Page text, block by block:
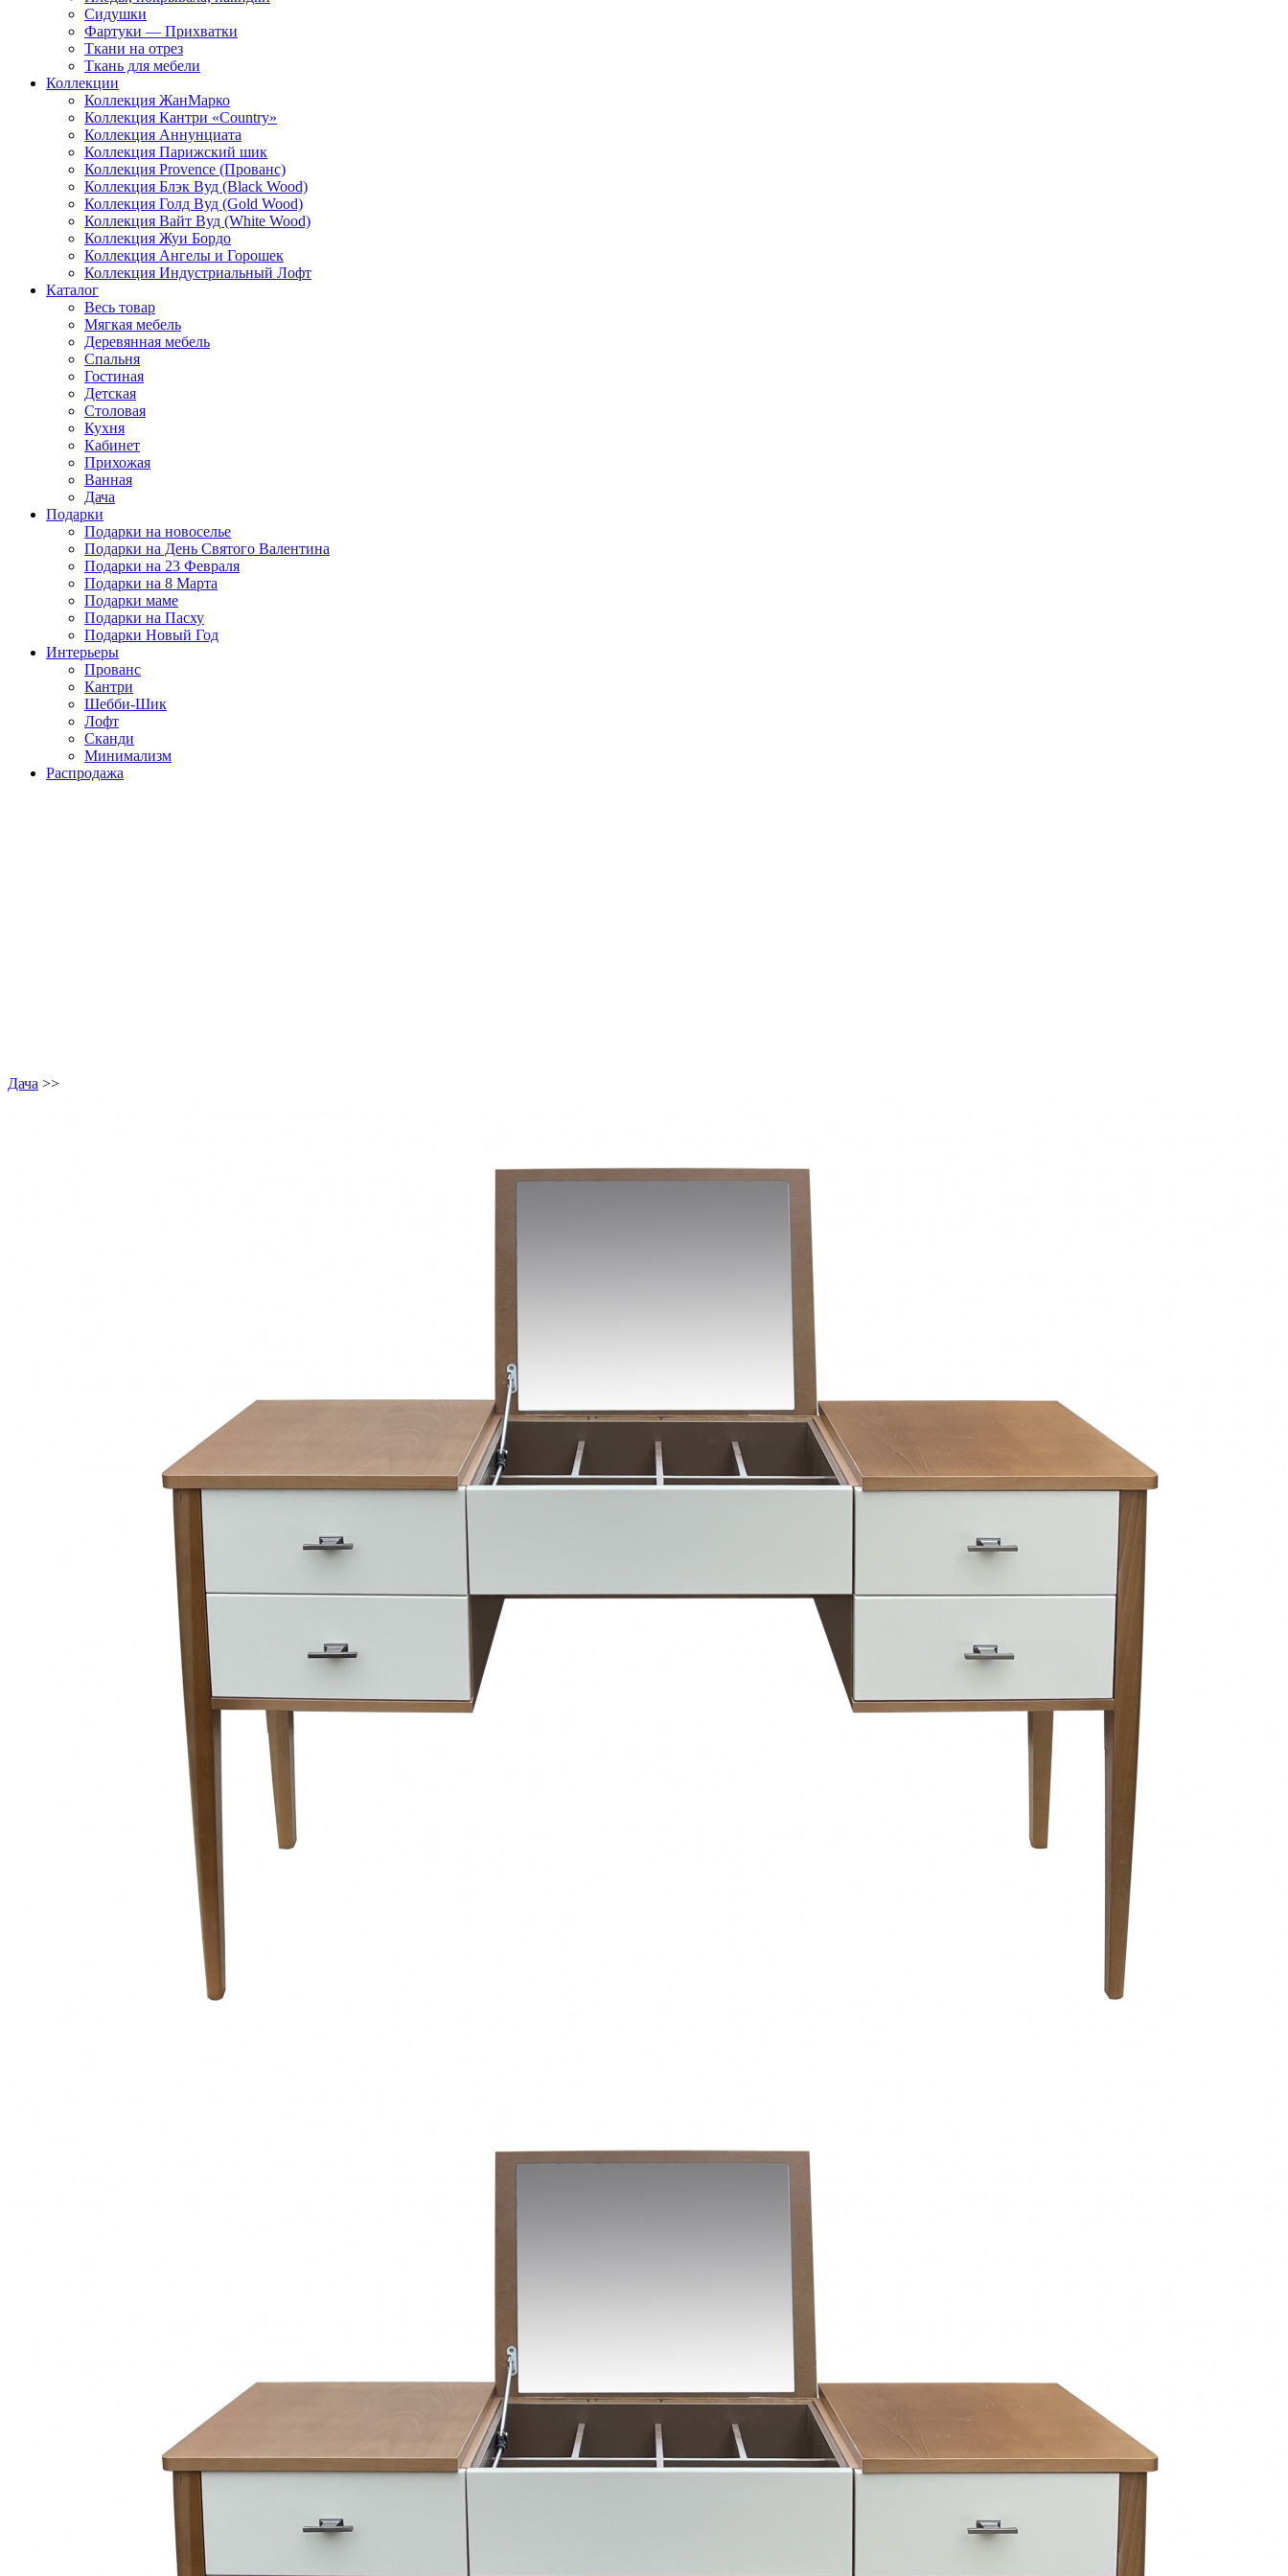
Сидушки
Фартуки — Прихватки
Ткани на отрез
Ткань для мебели
Коллекции
Коллекция ЖанМарко
Коллекция Кантри «Country»
Коллекция Аннунциата
Коллекция Парижский шик
Коллекция Provence (Прованс)
Коллекция Блэк Вуд (Black Wood)
Коллекция Голд Вуд (Gold Wood)
Коллекция Вайт Вуд (White Wood)
Коллекция Жуи Бордо
Коллекция Ангелы и Горошек
Коллекция Индустриальный Лофт
Каталог
Весь товар
Мягкая мебель
Деревянная мебель
Спальня
Гостиная
Детская
Столовая
Кухня
Кабинет
Прихожая
Ванная
Дача
Подарки
Подарки на новоселье
Подарки на День Святого Валентина
Подарки на 23 Февраля
Подарки на 8 Марта
Подарки маме
Подарки на Пасху
Подарки Новый Год
Интерьеры
Прованс
Кантри
Шебби-Шик
Лофт
Сканди
Минимализм
Распродажа
Дача >>